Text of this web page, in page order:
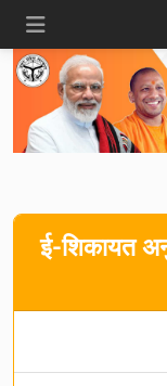
ई-शिकायत